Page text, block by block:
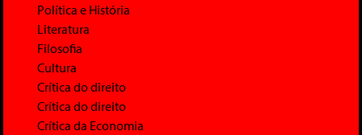
Política e História
Literatura
Filosofia
Cultura
Crítica do direito
Crítica do direito
Crítica da Economia